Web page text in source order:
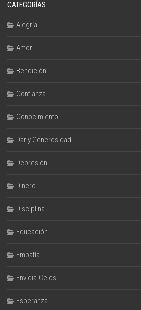
CATEGORÍAS
Alegría
Amor
Bendición
Confianza
Conocimiento
Dar y Generosidad
Depresión
Dinero
Disciplina
Educación
Empatía
Envidia-Celos
Esperanza